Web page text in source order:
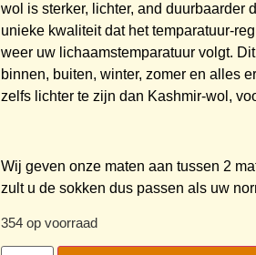
wol is sterker, lichter, and duurbaarder
unieke kwaliteit dat het temparatuur-
weer uw lichaamstemparatuur volgt.
binnen, buiten, winter, zomer en alles
zelfs lichter te zijn dan Kashmir-wol,
Wij geven onze maten aan tussen 2
zult u de sokken dus passen als uw
354 op voorraad